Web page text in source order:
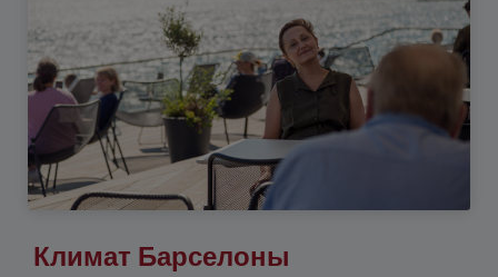
Климат Барселоны